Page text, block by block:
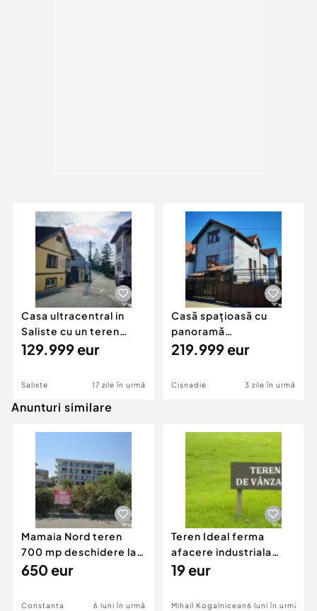
Casa ultracentral in
Saliste cu un teren
generos de 1757 mp
129.999 eur
Saliste 17 zile în urmă
Casă spațioasă cu
panoramă
superbă+garsonieră
219.999 eur
Cisnadie 3 zile în urmă
Anunturi similare
Mamaia Nord teren
700 mp deschidere la
D24 si D25
650 eur
Constanta 6 luni în urmă
Teren Ideal ferma
afacere industriala
deschidere 71 ml la
19 eur
Mihail Kogalniceanu6 luni în urmă